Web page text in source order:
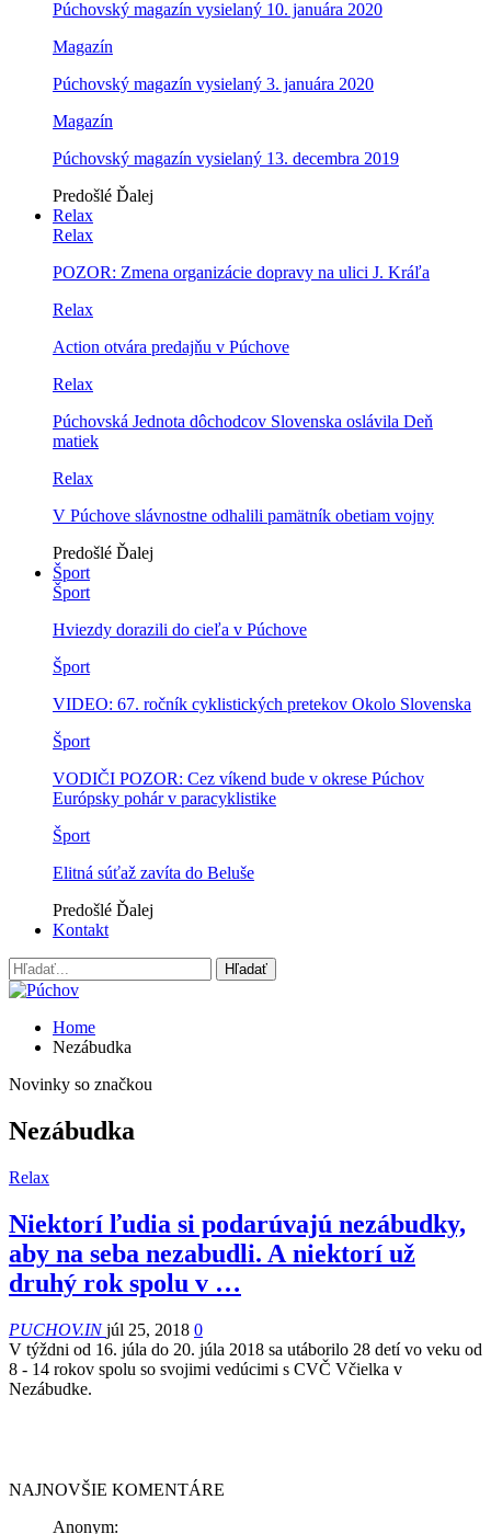
Púchovský magazín vysielaný 10. januára 2020
Magazín
Púchovský magazín vysielaný 3. januára 2020
Magazín
Púchovský magazín vysielaný 13. decembra 2019
Predošlé Ďalej
Relax
Relax
POZOR: Zmena organizácie dopravy na ulici J. Kráľa
Relax
Action otvára predajňu v Púchove
Relax
Púchovská Jednota dôchodcov Slovenska oslávila Deň
matiek
Relax
V Púchove slávnostne odhalili pamätník obetiam vojny
Predošlé Ďalej
Šport
Šport
Hviezdy dorazili do cieľa v Púchove
Šport
VIDEO: 67. ročník cyklistických pretekov Okolo Slovenska
Šport
VODIČI POZOR: Cez víkend bude v okrese Púchov
Európsky pohár v paracyklistike
Šport
Elitná súťaž zavíta do Beluše
Predošlé Ďalej
Kontakt
Home
Nezábudka
Novinky so značkou
Nezábudka
Relax
Niektorí ľudia si podarúvajú nezábudky,
aby na seba nezabudli. A niektorí už
druhý rok spolu v …
PUCHOV.INjúl 25, 2018 0
V týždni od 16. júla do 20. júla 2018 sa utáborilo 28 detí vo veku od
8 - 14 rokov spolu so svojimi vedúcimi s CVČ Včielka v
Nezábudke.
NAJNOVŠIE KOMENTÁRE
Anonym: